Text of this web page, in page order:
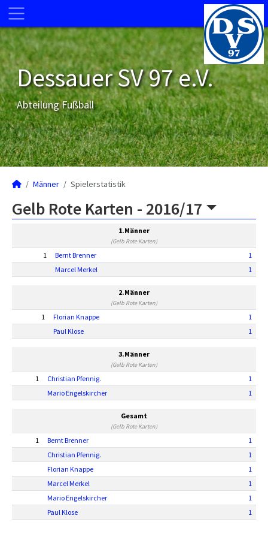
Dessauer SV 97 e.V.
Abteilung Fußball
Männer Spielerstatistik
Gelb Rote Karten - 2016/17
1.Männer
(Gelb Rote Karten)
1 Bernt Brenner
1
Marcel Merkel
1
2.Männer
(Gelb Rote Karten)
1 Florian Knappe
1
Paul Klose
1
3.Männer
(Gelb Rote Karten)
1 Christian Pfennig.
1
Mario Engelskircher
1
Gesamt
(Gelb Rote Karten)
1 Bernt Brenner
1
Christian Pfennig.
1
Florian Knappe
1
Marcel Merkel
1
Mario Engelskircher
1
Paul Klose
1